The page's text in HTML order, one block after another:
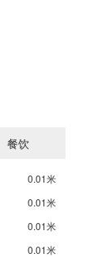
餐饮
0.01米
0.01米
0.01米
0.01米